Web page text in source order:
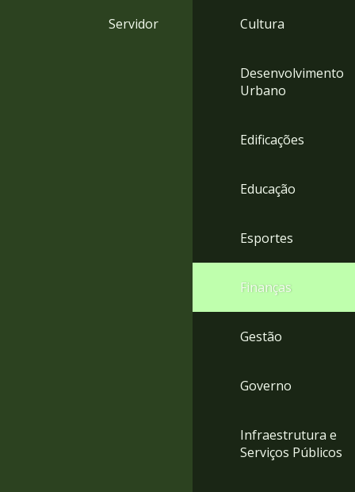
Servidor Cultura
Desenvolvimento
Urbano
Edificações
Educação
Esportes
Finanças
Gestão
Governo
Infraestrutura e
Serviços Públicos